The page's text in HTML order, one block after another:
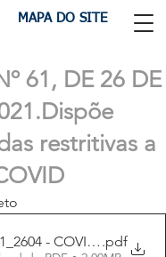
MAPA DO SITE
61, DE 26 DE
restritivas a
- COVID -.pdf